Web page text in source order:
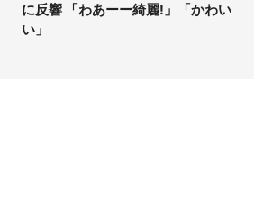
に反響 「わあーー綺麗!」「かわい
い」